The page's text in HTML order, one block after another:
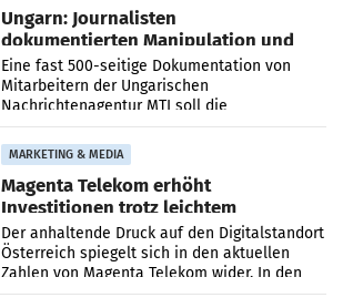
Ungarn: Journalisten
dokumentierten Manipulation und
Zensur
Eine fast 500-seitige Dokumentation von
Mitarbeitern der Ungarischen
Nachrichtenagentur MTI soll die
systematische Nachrichten-Manipulation und
Zensur bei der Agentur während der Zeit
MARKETING & MEDIA
Magenta Telekom erhöht
Investitionen trotz leichtem
Umsatzrückgang
Der anhaltende Druck auf den Digitalstandort
Österreich spiegelt sich in den aktuellen
Zahlen von Magenta Telekom wider. In den
ersten sechs Monaten des laufenden Jahres